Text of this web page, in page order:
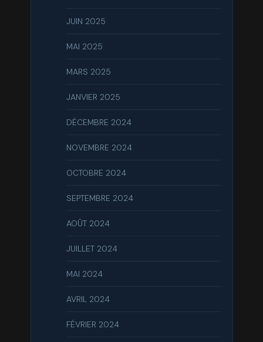
JUIN 2025
MAI 2025
MARS 2025
JANVIER 2025
DÉCEMBRE 2024
NOVEMBRE 2024
OCTOBRE 2024
SEPTEMBRE 2024
AOÛT 2024
JUILLET 2024
MAI 2024
AVRIL 2024
FÉVRIER 2024